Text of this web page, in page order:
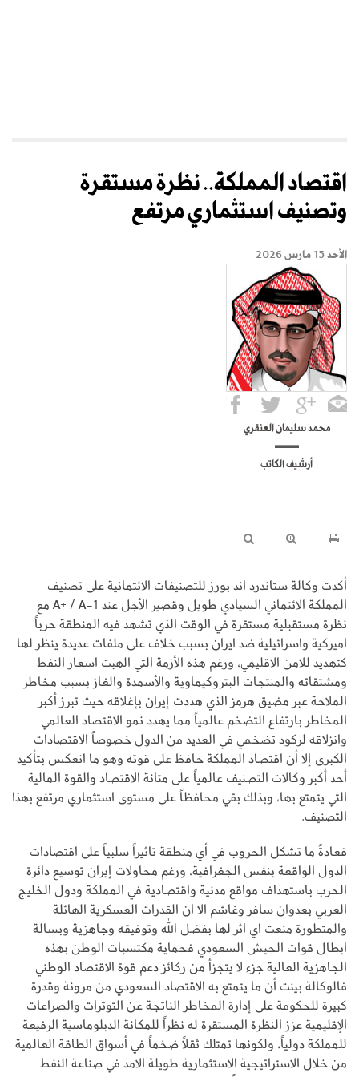
اقتصاد المملكة.. نظرة مستقرة
وتصنيف استثماري مرتفع
الأحد 15 مارس 2026
محمد سليمان العنقري
أرشيف الكاتب
أكدت وكالة ستاندرد اند بورز للتصنيفات الائتمانية على تصنيف
المملكة الائتماني السيادي طويل وقصير الأجل عند A+ / A-1 مع
نظرة مستقبلية مستقرة في الوقت الذي تشهد فيه المنطقة حرباً
اميركية واسرائيلية ضد ايران بسبب خلاف على ملفات عديدة ينظر لها
كتهديد للامن الاقليمي، ورغم هذه الأزمة التي الهبت اسعار النفط
ومشتقاته والمنتجات البتروكيماوية والأسمدة والغاز بسبب مخاطر
الملاحة عبر مضيق هرمز الذي هددت إيران بإغلاقه حيث تبرز أكبر
المخاطر بارتفاع التضخم عالمياً مما يهدد نمو الاقتصاد العالمي
وانزلاقه لركود تضخمي في العديد من الدول خصوصاً الاقتصادات
الكبرى إلا أن اقتصاد المملكة حافظ على قوته وهو ما انعكس بتأكيد
أحد أكبر وكالات التصنيف عالمياً على متانة الاقتصاد والقوة المالية
التي يتمتع بها، وبذلك بقي محافظاً على مستوى استثماري مرتفع بهذا
التصنيف.
فعادةً ما تشكل الحروب في أي منطقة تاثيراً سلبياً على اقتصادات
الدول الواقعة بنفس الجغرافية، ورغم محاولات إيران توسيع دائرة
الحرب باستهداف مواقع مدنية واقتصادية في المملكة ودول الخليج
العربي بعدوان سافر وغاشم الا ان القدرات العسكرية الهائلة
والمتطورة منعت اي اثر لها بفضل الله وتوفيقه وجاهزية وبسالة
ابطال قوات الجيش السعودي فحماية مكتسبات الوطن بهذه
الجاهزية العالية جزء لا يتجزأ من ركائز دعم قوة الاقتصاد الوطني
فالوكالة بينت أن ما يتمتع به الاقتصاد السعودي من مرونة وقدرة
كبيرة للحكومة على إدارة المخاطر الناتجة عن التوترات والصراعات
الإقليمية عزز النظرة المستقرة له نظراً للمكانة الدبلوماسية الرفيعة
للمملكة دولياً، ولكونها تمتلك ثقلاً ضخماً في أسواق الطاقة العالمية
من خلال الاستراتيجية الاستثمارية طويلة الامد في صناعة النفط